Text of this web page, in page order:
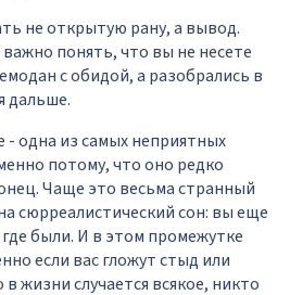
не открытую рану, а вывод.
понять, что вы не несете
с обидой, а разобрались в
дальше.
одна из самых неприятных
потому, что оно редко
Чаще это весьма странный
сюрреалистический сон: вы еще
были. И в этом промежутке
если вас гложут стыд или
жизни случается всякое, никто